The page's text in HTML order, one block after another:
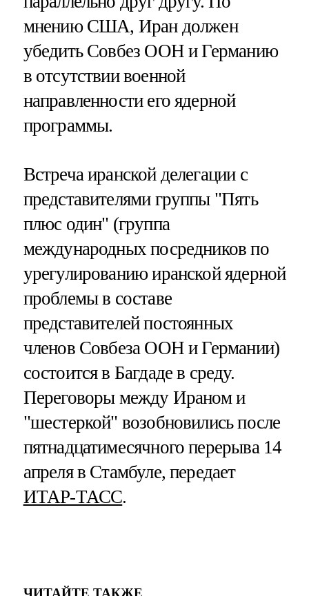
мнению США, Иран должен
убедить Совбез ООН и Германию
в отсутствии военной
направленности его ядерной
программы.
Встреча иранской делегации с
представителями группы "Пять
плюс один" (группа
международных посредников по
урегулированию иранской ядерной
проблемы в составе
представителей постоянных
членов Совбеза ООН и Германии)
состоится в Багдаде в среду.
Переговоры между Ираном и
"шестеркой" возобновились после
пятнадцатимесячного перерыва 14
апреля в Стамбуле, передает
ИТАР-ТАСС.